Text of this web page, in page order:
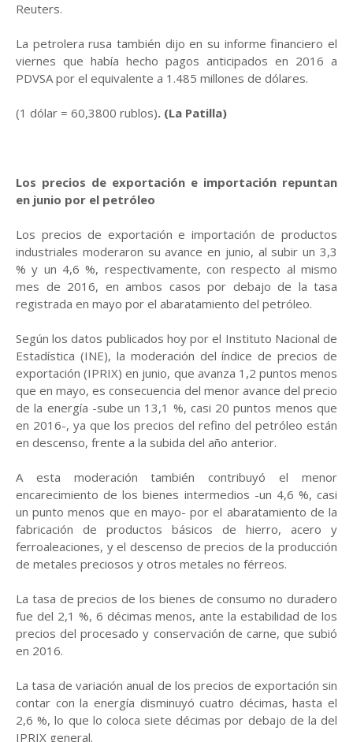
Reuters.
La petrolera rusa también dijo en su informe financiero el
viernes que había hecho pagos anticipados en 2016 a
PDVSA por el equivalente a 1.485 millones de dólares.
(1 dólar = 60,3800 rublos). (La Patilla)
Los precios de exportación e importación repuntan
en junio por el petróleo
Los precios de exportación e importación de productos
industriales moderaron su avance en junio, al subir un 3,3
% y un 4,6 %, respectivamente, con respecto al mismo
mes de 2016, en ambos casos por debajo de la tasa
registrada en mayo por el abaratamiento del petróleo.
Según los datos publicados hoy por el Instituto Nacional de
Estadística (INE), la moderación del índice de precios de
exportación (IPRIX) en junio, que avanza 1,2 puntos menos
que en mayo, es consecuencia del menor avance del precio
de la energía -sube un 13,1 %, casi 20 puntos menos que
en 2016-, ya que los precios del refino del petróleo están
en descenso, frente a la subida del año anterior.
A esta moderación también contribuyó el menor
encarecimiento de los bienes intermedios -un 4,6 %, casi
un punto menos que en mayo- por el abaratamiento de la
fabricación de productos básicos de hierro, acero y
ferroaleaciones, y el descenso de precios de la producción
de metales preciosos y otros metales no férreos.
La tasa de precios de los bienes de consumo no duradero
fue del 2,1 %, 6 décimas menos, ante la estabilidad de los
precios del procesado y conservación de carne, que subió
en 2016.
La tasa de variación anual de los precios de exportación sin
contar con la energía disminuyó cuatro décimas, hasta el
2,6 %, lo que lo coloca siete décimas por debajo de la del
IPRIX general.